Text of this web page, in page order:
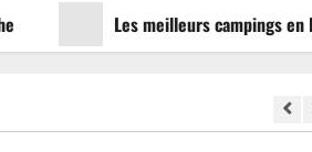
Les meilleurs campings en